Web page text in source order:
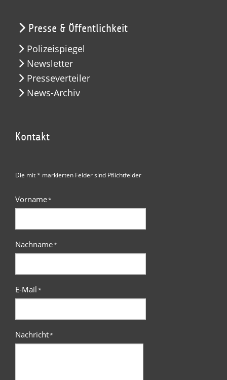
Presse & Öffentlichkeit
Polizeispiegel
Newsletter
Presseverteiler
News-Archiv
Kontakt
Die mit * markierten Felder sind Pflichtfelder
Vorname*
Nachname*
E-Mail*
Nachricht*